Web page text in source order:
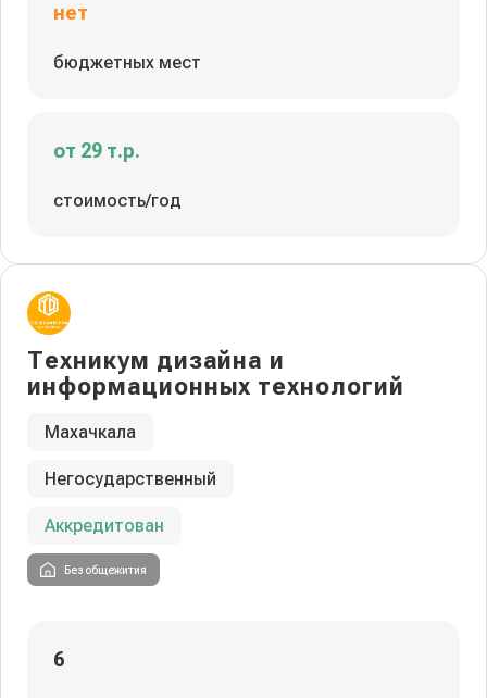
нет
бюджетных мест
от 29 т.р.
стоимость/год
Техникум дизайна и
информационных технологий
Махачкала
Негосударственный
Аккредитован
Без общежития
6